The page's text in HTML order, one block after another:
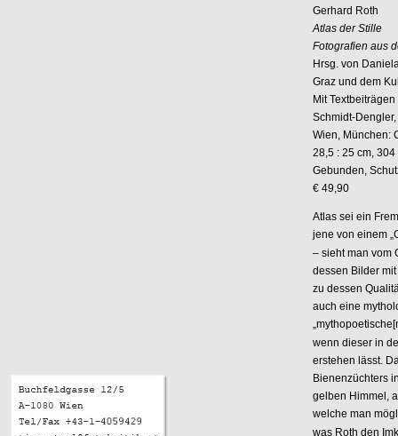
Gerhard Roth
Atlas der Stille
Fotografien aus
Hrsg. von
Graz und dem
Mit
Schmidt-
Wien, München:
28,5 : 25 cm,
Gebunden,
€ 49,90
Atlas sei ein
jene von einem
– sieht man vom
dessen Bilder
zu dessen
auch eine
wenn dieser in
erstehen lässt.
Bienenzüchters
gelben Himmel,
welche man
was Roth den